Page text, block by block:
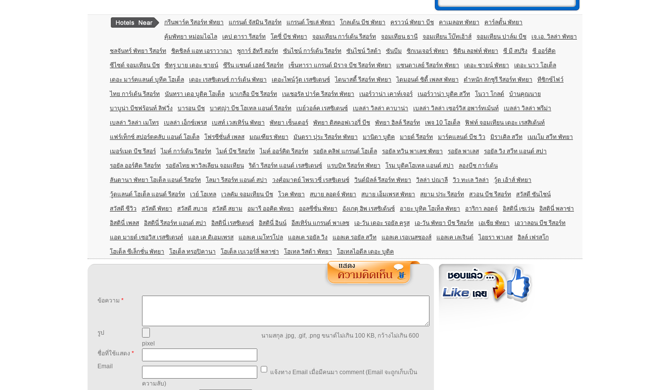
กรีนพาร์ค รีสอร์ท พัทยา แกรนด์ จัสมิน รีสอร์ท แกรนด์ โซเล่ พัทยา โกลเด้น บีช พัทยา คราวน์ พัทยา บีช คาเมลอท พัทยา คาร์ลตั้น พัทยา
คุ้มพัทยา หม่อมไฉไล เคป ดารา รีสอร์ท โคซี่ บีช พัทยา จอมเทียน การ์เด้น รีสอร์ท จอมเทียน ธานี จอมเทียน โบ๊ทเฮ้าส์ จอมเทียน ปาล์ม บีช เจ.เอ. วิลล่า พัทยา
ชลจันทร์ พัทยา รีสอร์ท ชิคชิลล์ แอท เอราวาณา ชูการ์ ฮัทรี สอร์ท ซันไชน์ การ์เด้น รีสอร์ท ซันไชน์ วิสต้า ซันบีม ซิกเนเจอร์ พัทยา ซิติน ลอฟท์ พัทยา ซี มี สปริง ซี ออร์คิด
ซีไซด์ จอมเทียน บีช ซีทรู บาย เดอะ ซายน์ ซีรีน แซนด์ เฮลธ์ รีสอร์ท เซ็นทารา แกรนด์ มิราจ บีช รีสอร์ท พัทยา แซนดาเลย์ รีสอร์ท พัทยา เดอะ ซายน์ พัทยา เดอะ นาว โฮเต็ล
เดอะ มาร์คแลนด์ บูทีค โฮเต็ล เดอะ เรสซิเดนซ์ การ์เด้น พัทยา เดอะไพน์วู้ด เรสซิเดนซ์ ไดนาสตี้ รีสอร์ท พัทยา ไดมอนด์ ซิตี้ เพลส พัทยา ตำหนัก ลักชูรี รีสอร์ท พัทยา ทีซิกซ์ไฟว์
ไทย การ์เด้น รีสอร์ท นันทรา เดอ บูติค โฮเต็ล นาเกลือ บีช รีสอร์ท เนเชอรัล ปาร์ค รีสอร์ท พัทยา เนอร์วาน่า เคาท์เจอร์ เนอร์วาน่า บูติค สวีท โนวา โกลด์ บ้านคุณนาย
บาบูน่า บีชฟร้อนท์ ลิฟวิ่ง บารอน บีช บาศญ่า บีช โฮเทล แอนด์ รีสอร์ท เบย์วอล์ค เรสซิเดนซ์ เบลล่า วิลล่า คาบาน่า เบลล่า วิลล่า เซอร์วิส อพาร์ทเม้นท์ เบลล่า วิลล่า พรีม่า
เบลล่า วิลล่า เมโทร เบลล่า เอ็กซ์เพรส เบสท์ เวสเทิร์น พัทยา พัทยา เซ็นเตอร์ พัทยา ดิสคอฟเวอรี่ บีช พัทยา ฮิลล์ รีสอร์ท เพจ 10 โฮเต็ล ฟิฟท์ จอมเทียน เดอะ เรสสิเด้นท์
แฟร์เท็กซ์ สปอร์ตคลับ แอนด์ โฮเต็ล โฟรซีซั่นส์ เพลส มณเฑียร พัทยา มันตรา ปุระ รีสอร์ท พัทยา มานิตา บูติค มายด์ รีสอร์ท มาร์คแลนด์ บีช วิว มิราเคิล สวีท เมมโม สวีท พัทยา
เมอร์เมด บีช รีสอร์ ไมค์ การ์เด้น รีสอร์ท ไมค์ บีช รีสอร์ท ไมค์ ออร์คิด รีสอร์ท รอยัล คลิฟ แกรนด์ โฮเต็ล รอยัล ทวิน พาเลซ พัทยา รอยัล พาเลส รอยัล วิง สวีท แอนด์ สปา
รอยัล ออร์คิด รีสอร์ท รอยัลไทย พาวิลเลียน จอมเทียน ริต้า รีสอร์ท แอนด์ เรสซิเดนซ์ แรบบิท รีสอร์ท พัทยา โรม บูติคโฮเทล แอนด์ สปา ลองบีช การ์เด้น
ลันตานา พัทยา โฮเต็ล แอนด์ รีสอร์ท โลมา รีสอร์ท แอนด์ สปา วงศ์อมาตย์ ไพรเวซี่ เรสซิเดนซ์ วินด์มิลล์ รีสอร์ท พัทยา วิลล่า ปณาลี วิว ทะเล วิลล่า วู้ด เฮ้าส์ พัทยา
วู้ดแลนด์ โฮเต็ล แอนด์ รีสอร์ท เวย์ โฮเทล เวลคัม จอมเทียน บีช โวค พัทยา สบาย ลอดจ์ พัทยา สบาย เอ็มเพรส พัทยา สยาม ปุระ รีสอร์ท สวอน บีช รีสอร์ท สวัสดี ซันไชน์
สวัสดี ซีวิว สวัสดี พัทยา สวัสดี สบาย สวัสดี สยาม อมารี ออคิด พัทยา ออลซีซั่น พัทยา อังเกตุ ฮิพ เรสซิเด้นซ์ อายะ บูทิค โฮเท็ล พัทยา อาริกา ลอดจ์ อิสตินี่ เซเว่น อิสตินี่ พลาซ่า
อิสตินี่ เพลส อิสตินี่ รีสอร์ท แอนด์ สปา อิสตินี่ เรสซิเดนซ์ อิสตินี่ อินน์ อีสเทิร์น แกรนด์ พาเลซ เอ-วัน เดอะ รอยัล ครูส เอ-วัน พัทยา บีช รีสอร์ท เอเชีย พัทยา เอวาลอน บีช รีสอร์ท
แอด มายด์ เซอวิส เรสซิเดนท์ แอล เค ดิเอมเพรส แอลเค เมโทรโปล แอลเค รอยัล วิง แอลเค รอยัล สวีท แอลเค เรอเนสซองส์ แอลเค เลเจินด์ ไอยรา พาเลส ฮิลล์ เฟรสโก
โฮเต็ล ซีเล็กชั่น พัทยา โฮเต็ล ทรอปิคานา โฮเต็ล เบเวอร์ลี่ พลาซ่า โฮเทล วิสต้า พัทยา โฮเทลไอดีล เดอะ บูติค
ข้อความ *
รูป
นามสกุล .jpg, .gif, .png ขนาด์ไม่เกิน 100 KB, กว้างไม่เกิน 600
pixel
ชื่อที่ใช้แสดง *
Email
แจ้งทาง Email เมื่อมีคนมา comment (Email จะถูกเก็บเป็น
ความลับ)